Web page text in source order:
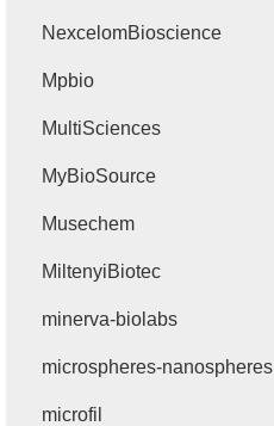
NexcelomBioscience
Mpbio
MultiSciences
MyBioSource
Musechem
MiltenyiBiotec
minerva-biolabs
microspheres-nanospheres
microfil